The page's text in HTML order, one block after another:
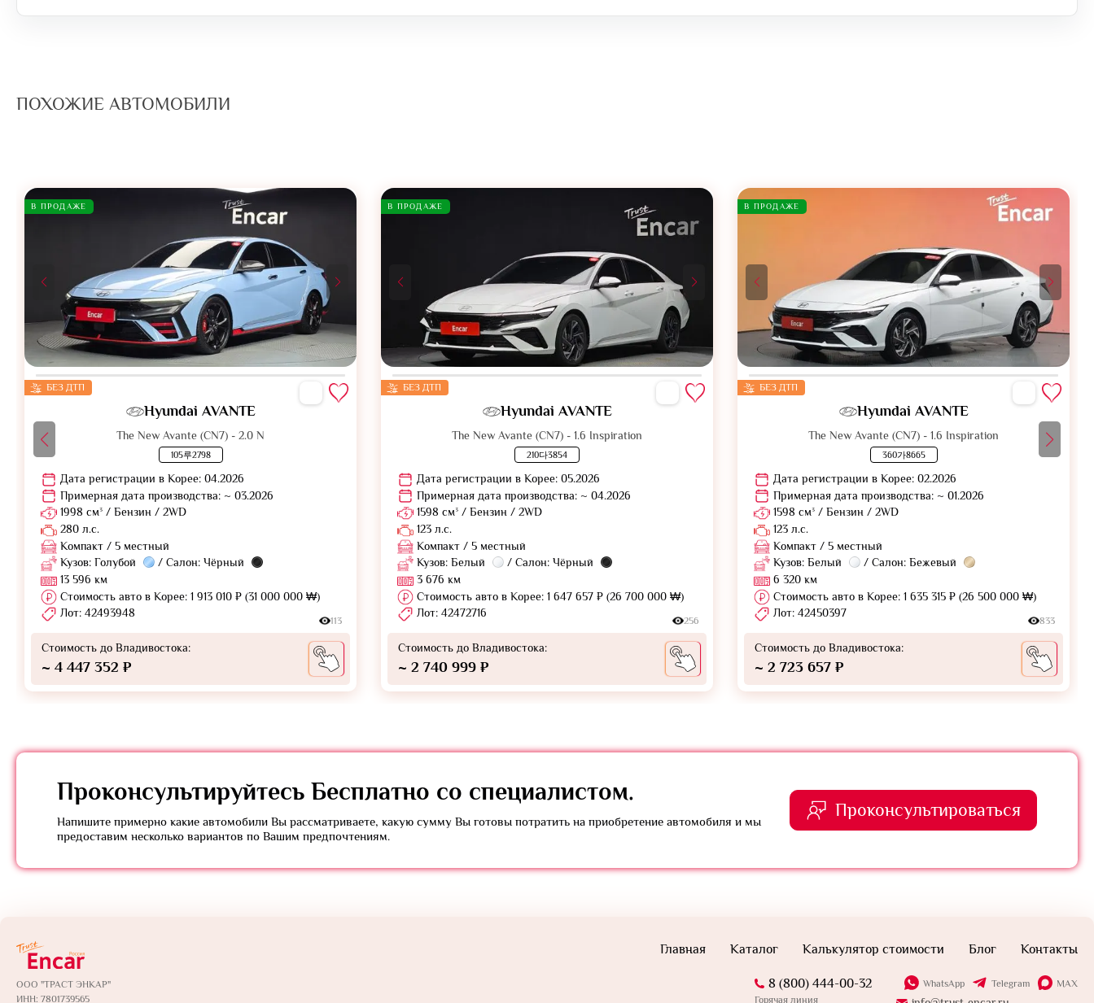
ПОХОЖИЕ АВТОМОБИЛИ
В ПРОДАЖЕ
БЕЗ ДТП
Hyundai AVANTE
The New Avante (CN7) - 2.0 N
105루2798
Дата регистрации в Корее: 04.2026
Примерная дата производства: ~ 03.2026
1998 см³ / Бензин / 2WD
280 л.с.
Компакт / 5 местный
Кузов: Голубой
/ Салон: Чёрный
13 596 км
Стоимость авто в Корее: 1 913 010 ₽ (31 000 000 ₩)
Лот: 42493948
113
Стоимость до Владивостока:
~ 4 447 352 ₽
В ПРОДАЖЕ
БЕЗ ДТП
Hyundai AVANTE
The New Avante (CN7) - 1.6 Inspiration
210다3854
Дата регистрации в Корее: 05.2026
Примерная дата производства: ~ 04.2026
1598 см³ / Бензин / 2WD
123 л.с.
Компакт / 5 местный
Кузов: Белый
/ Салон: Чёрный
3 676 км
Стоимость авто в Корее: 1 647 657 ₽ (26 700 000 ₩)
Лот: 42472716
256
Стоимость до Владивостока:
~ 2 740 999 ₽
В ПРОДАЖЕ
БЕЗ ДТП
Hyundai AVANTE
The New Avante (CN7) - 1.6 Inspiration
360가8665
Дата регистрации в Корее: 02.2026
Примерная дата производства: ~ 01.2026
1598 см³ / Бензин / 2WD
123 л.с.
Компакт / 5 местный
Кузов: Белый
/ Салон: Бежевый
6 320 км
Стоимость авто в Корее: 1 635 315 ₽ (26 500 000 ₩)
Лот: 42450397
833
Стоимость до Владивостока:
~ 2 723 657 ₽
Проконсультируйтесь Бесплатно со специалистом.
Напишите примерно какие автомобили Вы рассматриваете, какую сумму Вы готовы потратить на приобретение автомобиля и мы
предоставим несколько вариантов по Вашим предпочтениям.
Проконсультироваться
ООО "ТРАСТ ЭНКАР"
ИНН: 7801739565
Главная Каталог Калькулятор стоимости Блог Контакты
8 (800) 444-00-32
Горячая линия
WhatsApp Telegram MAX